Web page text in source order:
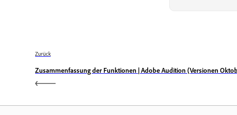
Zurück
Zusammenfassung der Funktionen | Adobe Audition (Versionen